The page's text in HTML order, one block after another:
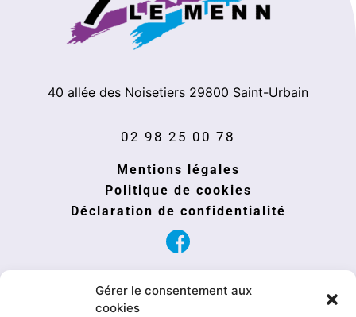
Gérer le consentement aux
cookies
40 allée des Noisetiers 29800 Saint-Urbain
02 98 25 00 78
Mentions légales
Politique de cookies
Déclaration de confidentialité